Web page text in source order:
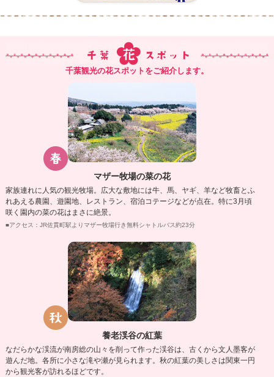
千葉観光の花スポットをご紹介します。
マザー牧場の菜の花
家族連れに人気の観光牧場。広大な敷地には牛、馬、ヤギ、羊など牧畜とふ
れあえる農園、遊園地、レストラン、宿泊コテージなどが点在。特に3月頃
咲く園内の菜の花はまさに絶景。
■アクセス：JR佐貫町駅よりマザー牧場行き無料シャトルバス約23分
養老渓谷の紅葉
なだらかな渓流が南房総の山々を削って作った渓谷は、古くから文人墨客が
遊んだ地。各所に小さな滝や瀬が見られます。秋の紅葉の美しさは関東一円
から観光客が訪れるほどです。